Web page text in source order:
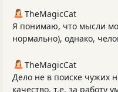
TheMagicCat
Я понимаю, что мысли
нормально), однако,
TheMagicCat
Дело не в поиске чужих
качество, т.е. за работу